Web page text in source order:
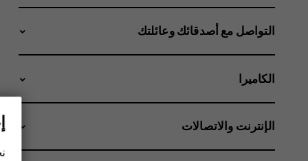
التواصل مع أصدقائك وعائلتك
الكاميرا
الإنترنت والاتصالات